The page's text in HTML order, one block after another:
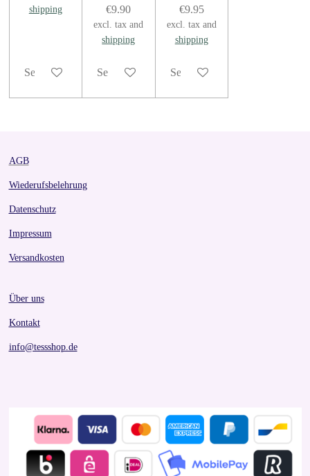
shipping
See details
€9.90
excl. tax and
shipping
See details
€9.95
excl. tax and
shipping
See details
AGB
Wiederufsbelehrung
Datenschutz
Impressum
Versandkosten
Über uns
Kontakt
info@tessshop.de